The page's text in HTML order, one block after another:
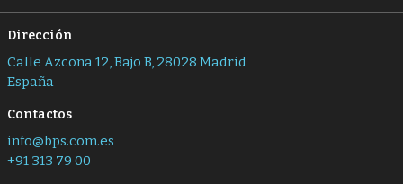
Dirección
Calle Azcona 12, Bajo B, 28028 Madrid
España
Contactos
info@bps.com.es
+91 313 79 00